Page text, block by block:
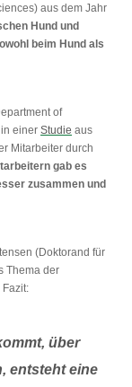
aus dem Jahr
Hund und
beim Hund als
of
in einerStudie aus
Mitarbeiter durch
gab es
zusammen und
(Doktorand für
Thema der
über
entsteht eine